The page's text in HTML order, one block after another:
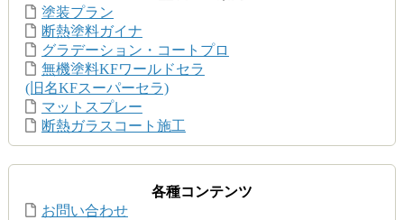
塗装プラン
断熱塗料ガイナ
グラデーション・コートプロ
無機塗料KFワールドセラ
(旧名KFスーパーセラ)
マットスプレー
断熱ガラスコート施工
各種コンテンツ
お問い合わせ